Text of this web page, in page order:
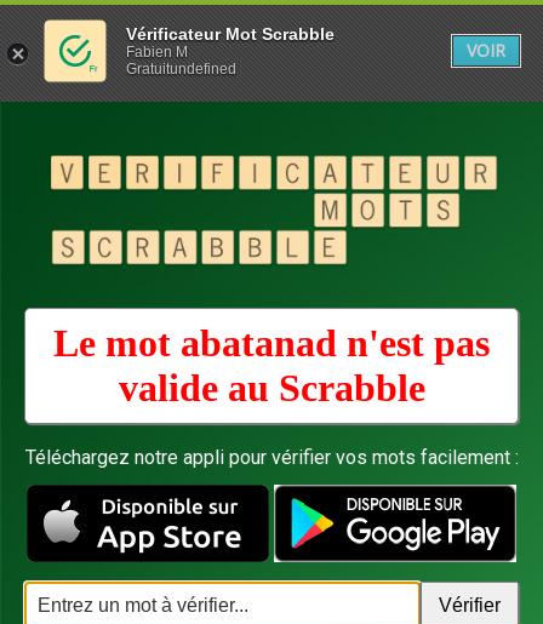
Le mot abatanad n'est pas
valide au Scrabble
Téléchargez notre appli pour vérifier vos mots facilement :
Vérificateur Mot Scrabble
Fabien M
Gratuitundefined
VOIR